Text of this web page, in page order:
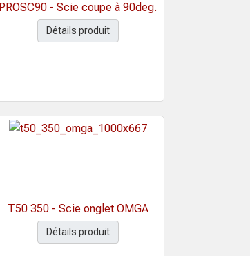
PROSC90 - Scie coupe à 90deg.
Détails produit
T50 350 - Scie onglet OMGA
Détails produit